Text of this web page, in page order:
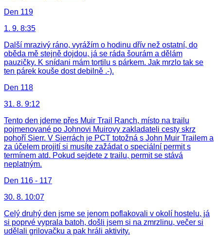
Den 119
1. 9. 8:35
Další mrazivý ráno, vyrážím o hodinu dřív než ostatní, do
oběda mě stejně dojdou, já se ráda šourám a dělám
pauzičky. K snídani mám tortilu s párkem. Jak mrzlo tak se
ten párek kouše dost debilně .-).
Den 118
31. 8. 9:12
Tento den jdeme přes Muir Trail Ranch, místo na trailu
pojmenované po Johnovi Muirovy zakladateli cesty skrz
pohoří Sierr. V Sierrách je PCT totožná s John Muir Trailem a
za účelem projití si musíte zažádat o speciální permit s
termínem atd. Pokud sejdete z trailu, permit se stává
neplatným.
Den 116 - 117
30. 8. 10:07
Celý druhý den jsme se jenom poflakovali v okolí hostelu, já
si poprvé vyprala batoh, došli jsem si na zmrzlinu, večer si
udělali grilovačku a pak hráli aktivity.